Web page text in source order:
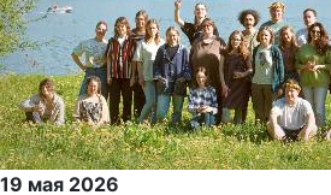
19 мая 2026